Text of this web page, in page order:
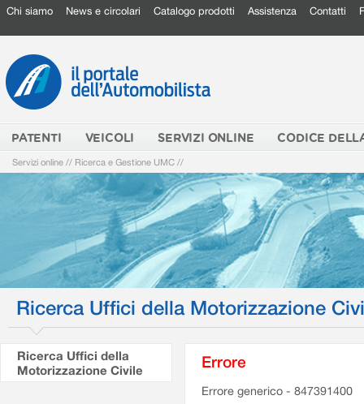
Chi siamo News e circolari Catalogo prodotti Assistenza Contatti
PATENTI VEICOLI SERVIZI ONLINE CODICE
Servizi online // Ricerca e Gestione UMC //
Ricerca Uffici della Motorizzazione
Ricerca Uffici della
Motorizzazione Civile
Errore
Errore generico - 847391400